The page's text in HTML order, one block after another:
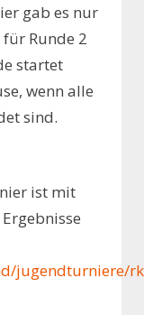
gab es nur
Runde 2
startet
wenn alle
sind.
ist mit
jugendturniere/